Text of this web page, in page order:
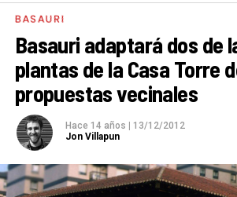
BASAURI
Basauri adaptará dos de
plantas de la Casa Torre
propuestas vecinales
Hace 14 años
13/12/2012
Jon Villapun